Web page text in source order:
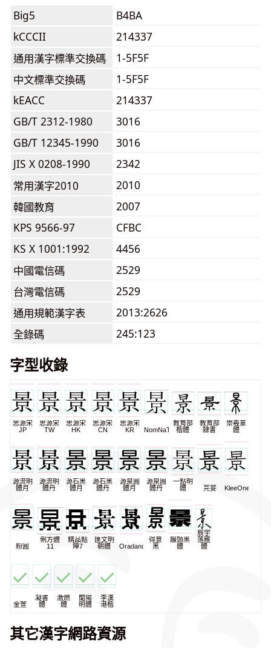
Big5
B4BA
kCCCII
214337
通用漢字標準交換碼
1-5F5F
中文標準交換碼
1-5F5F
kEACC
214337
GB/T 2312-1980
3016
GB/T 12345-1990
3016
JIS X 0208-1990
2342
常用漢字2010
2010
韓國教育
2007
KPS 9566-97
CFBC
KS X 1001:1992
4456
中國電信碼
2529
台灣電信碼
2529
通用規範漢字表
2013:2626
全錄碼
245:123
字型收錄
思源宋
JP
思源宋
TW
思源宋
HK
思源宋
CN
思源宋
KR
NomNaTong
教育部
楷體
教育部
隸書
崇羲篆
體
源流明
體月
源流明
體丹
源石黑
體月
源石黑
體丹
源泉圓
體月
源泉圓
體丹
一點明
體
芫荽 KleeOne
粉圓
俐方體
11
精品點
陣7
匯文明
朝體
Oradano
得意
黑
饅頭黑
體
辰宇
落雁
體
金萱
凝書
體
激燃
體
蘭陽
明體
李漢
港楷
其它漢字網路資源